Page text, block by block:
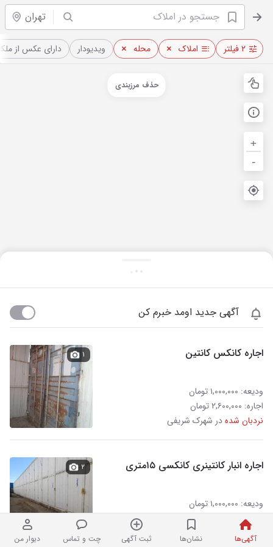
تهران
آگهی‌ها نشان‌ها ثبت آگهی چت و تماس دیوار من
۲ فیلتر املاک محله ویدیو‌دار دارای عکس از
+
-
حذف مرزبندی
آگهی جدید اومد خبرم کن
اجاره کانکس کانتین
ودیعه: ۱,۰۰۰,۰۰۰ تومان
اجاره: ۲,۶۰۰,۰۰۰ تومان
نردبان شدهدر شهرک شریفی
۱
اجاره انبار کانتینری کانکسی ۱۵متری
ودیعه: ۱,۰۰۰,۰۰۰ تومان
اجاره: ۲,۶۰۰,۰۰۰ تومان
نردبان شده
در شهرک شریفی
۲